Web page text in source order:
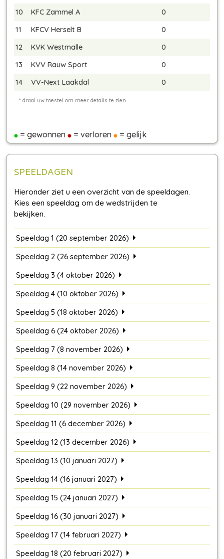
10
KFC Zammel A
0
11
KFCV Herselt B
0
12
KVK Westmalle
0
13
KVV Rauw Sport
0
14
VV-Next Laakdal 0
= gewonnen = verloren = gelijk
SPEELDAGEN
Speeldag 1 (20 september 2026)
Speeldag 2 (26 september 2026)
Speeldag 3 (4 oktober 2026)
Speeldag 4 (10 oktober 2026)
Speeldag 5 (18 oktober 2026)
Speeldag 6 (24 oktober 2026)
Speeldag 7 (8 november 2026)
Speeldag 8 (14 november 2026)
Speeldag 9 (22 november 2026)
Speeldag 10 (29 november 2026)
Speeldag 11 (6 december 2026)
Speeldag 12 (13 december 2026)
Speeldag 13 (10 januari 2027)
Speeldag 14 (16 januari 2027)
Speeldag 15 (24 januari 2027)
Speeldag 16 (30 januari 2027)
Speeldag 17 (14 februari 2027)
Speeldag 18 (20 februari 2027)